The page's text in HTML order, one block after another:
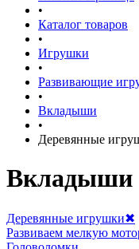
•
Каталог товаров
•
Игрушки
•
Развивающие
•
Вкладыши
•
Деревянные
Вкладыши
Деревянные игрушки✖
Развиваем мелкую